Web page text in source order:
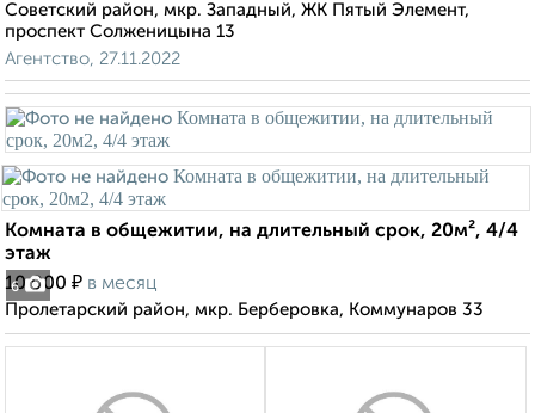
Советский район, мкр. Западный, ЖК Пятый Элемент,
проспект Солженицына 13
Агентство, 27.11.2022
6
Комната в общежитии, на длительный срок, 20м², 4/4
этаж
10 000 ₽ в месяц
Пролетарский район, мкр. Берберовка, Коммунаров 33